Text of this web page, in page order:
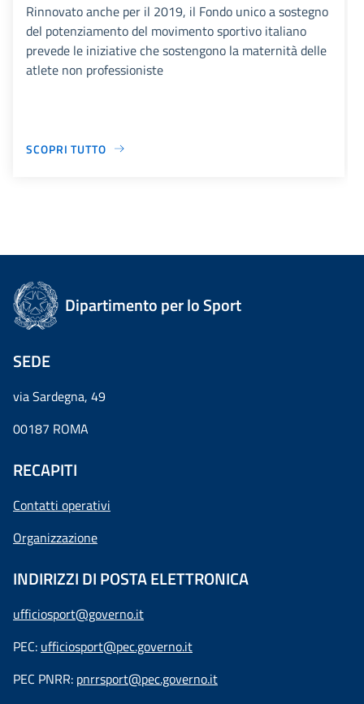
Rinnovato anche per il 2019, il Fondo unico a sostegno
del potenziamento del movimento sportivo italiano
prevede le iniziative che sostengono la maternità delle
atlete non professioniste
SCOPRI TUTTO
Dipartimento per lo Sport
SEDE
via Sardegna, 49
00187 ROMA
RECAPITI
Contatti operativi
Organizzazione
INDIRIZZI DI POSTA ELETTRONICA
ufficiosport@governo.it
PEC: ufficiosport@pec.governo.it
PEC PNRR: pnrrsport@pec.governo.it